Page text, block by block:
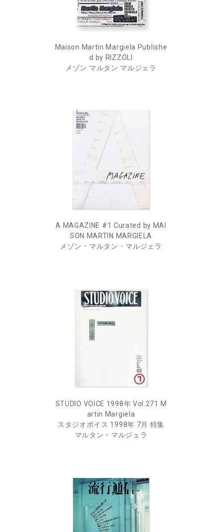
Maison Martin Margiela Publishe
d by RIZZOLI
メゾン マルタン マルジェラ
A MAGAZINE #1 Curated by MAI
SON MARTIN MARGIELA
メゾン・マルタン・マルジェラ
STUDIO VOICE 1998年 Vol.271 M
artin Margiela
スタジオボイス 1998年 7月 特集
マルタン・マルジェラ